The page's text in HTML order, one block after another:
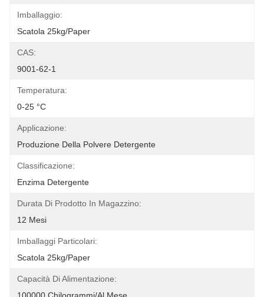
Imballaggio:
Scatola 25kg/paper
CAS:
9001-62-1
Temperatura:
0-25 °C
Applicazione:
Produzione Della Polvere Detergente
Classificazione:
Enzima Detergente
Durata Di Prodotto In Magazzino:
12 Mesi
Imballaggi Particolari:
Scatola 25kg/paper
Capacità Di Alimentazione: